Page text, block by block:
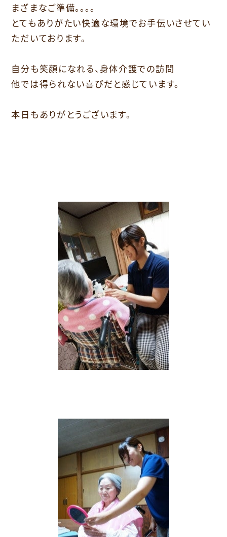
まざまなご準備。。。。
とてもありがたい快適な環境でお手伝いさせてい
ただいております。
自分も笑顔になれる、身体介護での訪問
他では得られない喜びだと感じています。
本日もありがとうございます。